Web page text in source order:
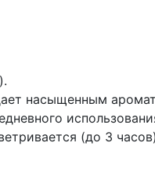
насыщенным
(до 3